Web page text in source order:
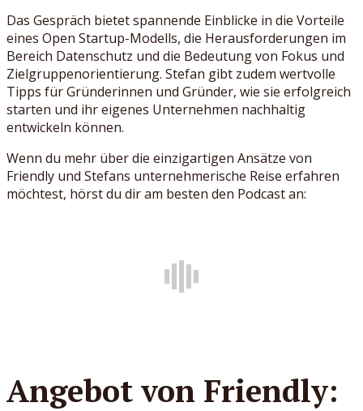
Das Gespräch bietet spannende Einblicke in die Vorteile
eines Open Startup-Modells, die Herausforderungen im
Bereich Datenschutz und die Bedeutung von Fokus und
Zielgruppenorientierung. Stefan gibt zudem wertvolle
Tipps für Gründerinnen und Gründer, wie sie erfolgreich
starten und ihr eigenes Unternehmen nachhaltig
entwickeln können.
Wenn du mehr über die einzigartigen Ansätze von
Friendly und Stefans unternehmerische Reise erfahren
möchtest, hörst du dir am besten den Podcast an:
Angebot von Friendly: